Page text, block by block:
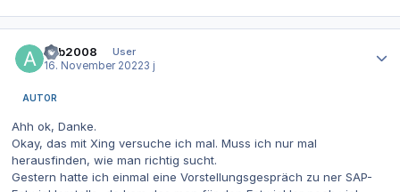
aub2008
User
16. November 20223 j
AUTOR
Ahh ok, Danke.
Okay, das mit Xing versuche ich mal. Muss ich nur mal
herausfinden, wie man richtig sucht.
Gestern hatte ich einmal eine Vorstellungsgespräch zu ner SAP-